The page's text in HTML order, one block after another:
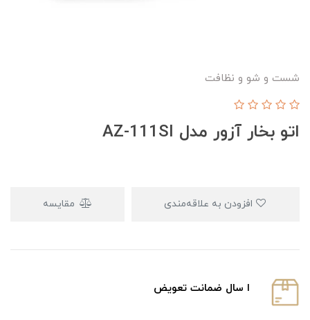
شست و شو و نظافت
اتو بخار آزور مدل AZ-111SI
مقایسه
ا سال ضمانت تعویض